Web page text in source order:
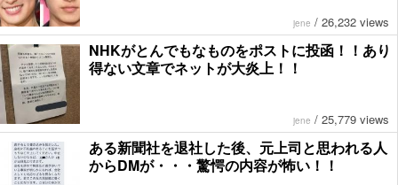
jene / 26,232 views
NHKがとんでもなものをポストに投函！！あり
得ない文章でネットが大炎上！！
jene / 25,779 views
ある新聞社を退社した後、元上司と思われる人
からDMが・・・驚愕の内容が怖い！！